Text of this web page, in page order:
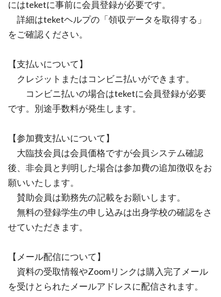
にはteketに事前に会員登録が必要です。
詳細はteketヘルプの「領収データを取得する」
をご確認ください。
【支払いについて】
クレジットまたはコンビニ払いができます。
コンビニ払いの場合はteketに会員登録が必要
です。別途手数料が発生します。
【参加費支払いについて】
大臨技会員は会員価格ですが会員システム確認
後、非会員と判明した場合は参加費の追加徴収をお
願いいたします。
賛助会員は勤務先の記載をお願いします。
無料の登録学生の申し込みは出身学校の確認をさ
せていただきます。
【メール配信について】
資料の受取情報やZoomリンクは購入完了メール
を受けとられたメールアドレスに配信されます。